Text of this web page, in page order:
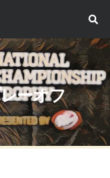
ーオフ